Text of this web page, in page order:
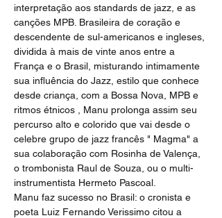
interpretação aos standards de jazz, e as
canções MPB. Brasileira de coração e
descendente de sul-americanos e ingleses,
dividida à mais de vinte anos entre a
França e o Brasil, misturando intimamente
sua influência do Jazz, estilo que conhece
desde criança, com a Bossa Nova, MPB e
ritmos étnicos , Manu prolonga assim seu
percurso alto e colorido que vai desde o
celebre grupo de jazz francês " Magma" a
sua colaboração com Rosinha de Valença,
o trombonista Raul de Souza, ou o multi-
instrumentista Hermeto Pascoal.
Manu faz sucesso no Brasil: o cronista e
poeta Luiz Fernando Verissimo citou a